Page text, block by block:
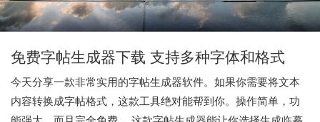
免费字帖生成器下载 支持多种字体和格式
今天分享一款非常实用的字帖生成器软件。如果你需要将文本
内容转换成字帖格式，这款工具绝对能帮到你。操作简单，功